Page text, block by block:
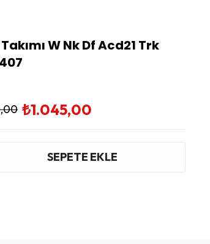
W Nk Df Acd21 Trk
₺1.045,00